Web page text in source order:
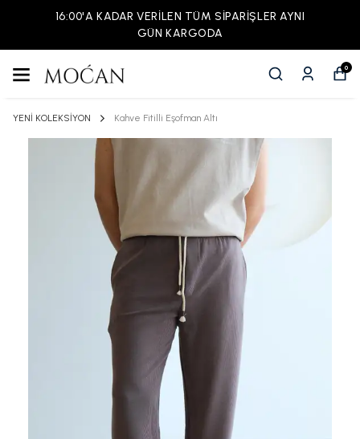
16:00'A KADAR VERİLEN TÜM SİPARİŞLER AYNI
GÜN KARGODA
0
YENİ KOLEKSİYON Kahve Fitilli Eşofman Altı